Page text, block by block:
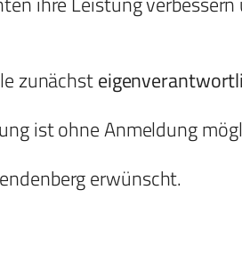
zunächst
ist ohne Anmeldung
erwünscht.